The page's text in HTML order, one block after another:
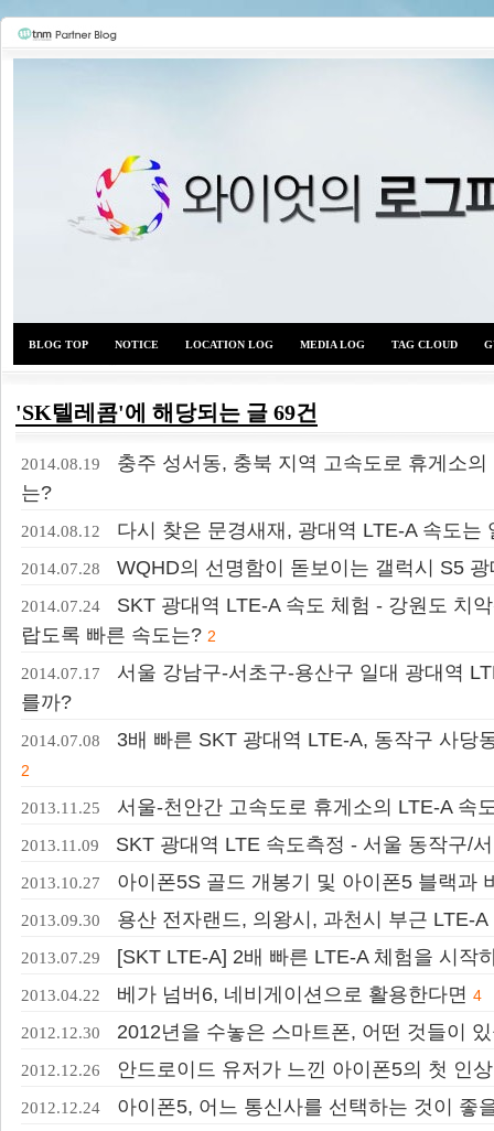
와이
BLOG TOP NOTICE LOCATION LOG MEDIA LOG TAG CLOUD
'SK텔레콤'에 해당되는 글 69건
2014.08.19
충주 성서동, 충북 지역 고속도로 휴게소
는?
2014.08.12 다시 찾은 문경새재, 광대역 LTE-A 속도는
2014.07.28 WQHD의 선명함이 돋보이는 갤럭시 S5
2014.07.24
SKT 광대역 LTE-A 속도 체험 - 강원도 치
랍도록 빠른 속도는? 2
2014.07.17
서울 강남구-서초구-용산구 일대 광대역
를까?
2014.07.08 3배 빠른 SKT 광대역 LTE-A, 동작구 사당
2
2013.11.25 서울-천안간 고속도로 휴게소의 LTE-A 속
2013.11.09 SKT 광대역 LTE 속도측정 - 서울 동작구/
2013.10.27 아이폰5S 골드 개봉기 및 아이폰5 블랙과
2013.09.30 용산 전자랜드, 의왕시, 과천시 부근 LTE-A
2013.07.29 [SKT LTE-A] 2배 빠른 LTE-A 체험을 시작
2013.04.22 베가 넘버6, 네비게이션으로 활용한다면 4
2012.12.30 2012년을 수놓은 스마트폰, 어떤 것들이
2012.12.26 안드로이드 유저가 느낀 아이폰5의 첫 인상
2012.12.24 아이폰5, 어느 통신사를 선택하는 것이 좋